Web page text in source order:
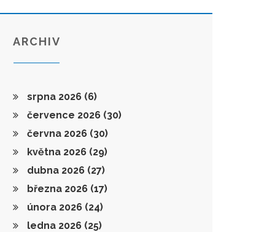
ARCHIV
srpna 2026 (6)
července 2026 (30)
června 2026 (30)
května 2026 (29)
dubna 2026 (27)
března 2026 (17)
února 2026 (24)
ledna 2026 (25)